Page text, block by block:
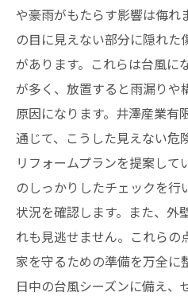
や豪雨がもたらす影響は侮れ
の目に見えない部分に隠れた
があります。これらは台風に
が多く、放置すると雨漏りや
原因になります。井澤産業有
通じて、こうした見えない危
リフォームプランを提案して
のしっかりしたチェックを
状況を確認します。また、外
れも見逃せません。これらの
家を守るための準備を万全に
日中の台風シーズンに備え、